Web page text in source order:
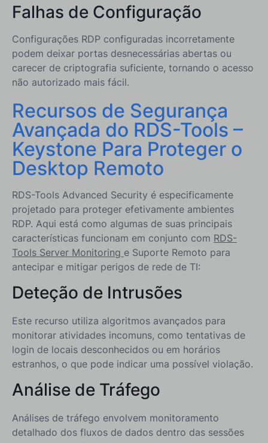
Falhas de Configuração
Configurações RDP configuradas incorretamente
podem deixar portas desnecessárias abertas ou
carecer de criptografia suficiente, tornando o acesso
não autorizado mais fácil.
Recursos de Segurança
Avançada do RDS-Tools –
Keystone Para Proteger o
Desktop Remoto
RDS-Tools Advanced Security é especificamente
projetado para proteger efetivamente ambientes
RDP. Aqui está como algumas de suas principais
características funcionam em conjunto com RDS-
Tools Server Monitoring e Suporte Remoto para
antecipar e mitigar perigos de rede de TI:
Deteção de Intrusões
Este recurso utiliza algoritmos avançados para
monitorar atividades incomuns, como tentativas de
login de locais desconhecidos ou em horários
estranhos, o que pode indicar uma possível violação.
Análise de Tráfego
Análises de tráfego envolvem monitoramento
detalhado dos fluxos de dados dentro das sessões